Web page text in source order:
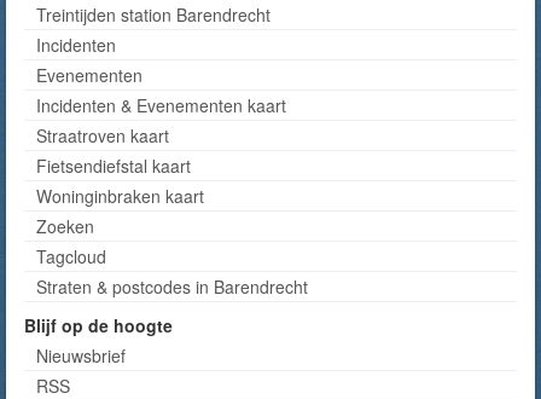
Treintijden station Barendrecht
Incidenten
Evenementen
Incidenten & Evenementen kaart
Straatroven kaart
Fietsendiefstal kaart
Woninginbraken kaart
Zoeken
Tagcloud
Straten & postcodes in Barendrecht
Blijf op de hoogte
Nieuwsbrief
RSS